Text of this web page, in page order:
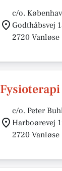
c/o.
Godthåbsvej
2720 Vanløse
c/o. Peter
Harboørevej
2720 Vanløse